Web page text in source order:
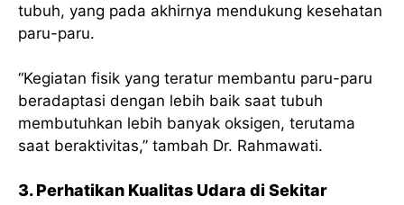
tubuh, yang pada akhirnya mendukung kesehatan
paru-paru.
“Kegiatan fisik yang teratur membantu paru-paru
beradaptasi dengan lebih baik saat tubuh
membutuhkan lebih banyak oksigen, terutama
saat beraktivitas,” tambah Dr. Rahmawati.
3. Perhatikan Kualitas Udara di Sekitar